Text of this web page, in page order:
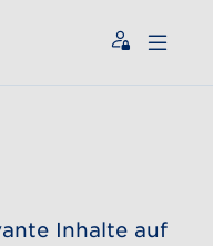
Inhalte auf